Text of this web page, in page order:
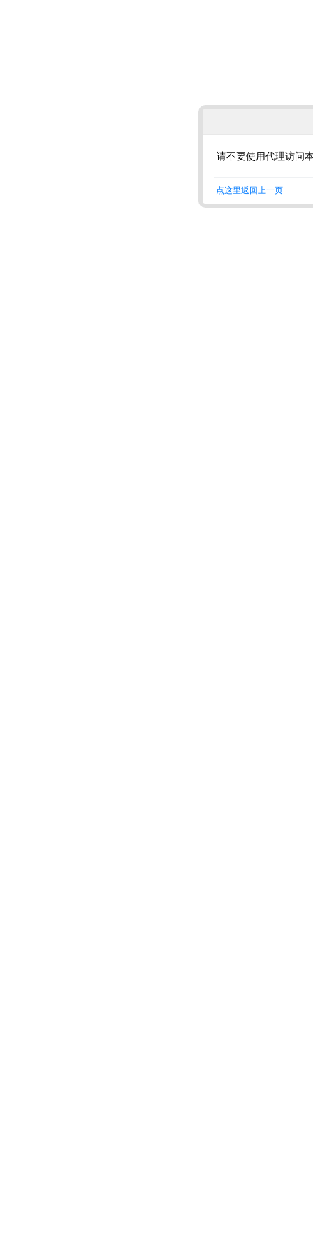
请不要使用代理访问
点这里返回上一页